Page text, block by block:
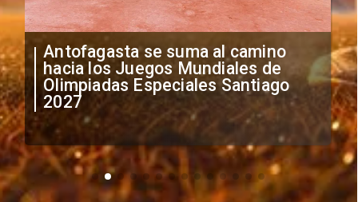
"Falta de profesionalismo": Sifup
anuncia medidas por situación
irregular de futbolistas
extranjeros